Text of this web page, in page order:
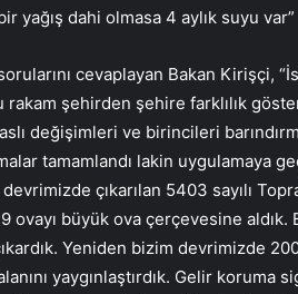
yağış dahi olmasa 4 aylık suyu var”
cevaplayan Bakan Kirişçi,
rakam şehirden şehire farklılık
değişimleri ve birincileri
tamamlandı lakin uygulamaya
çıkarılan 5403 sayılı
ovayı büyük ova çerçevesine
Yeniden bizim devrimizde
yaygınlaştırdık. Gelir koruma